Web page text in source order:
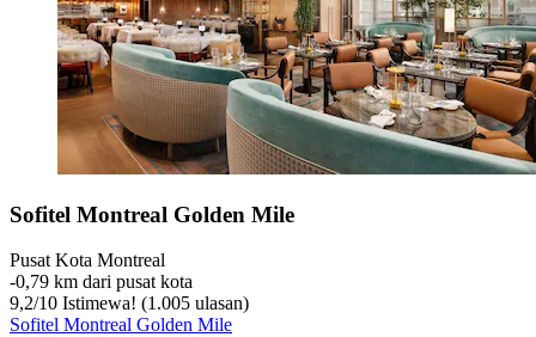
Sofitel Montreal Golden Mile
Pusat Kota Montreal
‐0,79 km dari pusat kota
9,2/10 Istimewa! (1.005 ulasan)
Sofitel Montreal Golden Mile